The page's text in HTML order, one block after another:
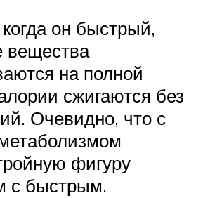
он быстрый,
вещества
на полной
сжигаются без
Очевидно, что с
фигуру
с быстрым.